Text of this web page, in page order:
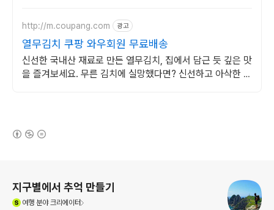
http://m.coupang.com 광고
열무김치 쿠팡 와우회원 무료배송
신선한 국내산 재료로 만든 열무김치, 집에서 담근 듯 깊은 맛
을 즐겨보세요. 무른 김치에 실망했다면? 신선하고 아삭한 김
지구별에서 추억 만들기
여행분야 크리에이터